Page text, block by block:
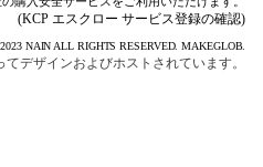
(KCP エスクロー サービス登録の確認)
NAIN ALL RIGHTS RESERVED.MAKEGLOB.
てデザインおよびホストされています。